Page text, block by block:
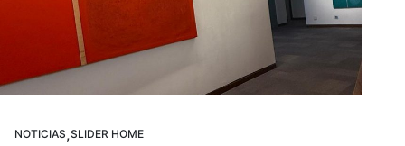
NOTICIAS,SLIDER HOME